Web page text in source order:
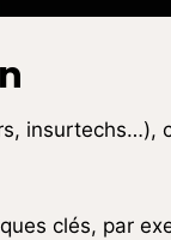
insurtechs…),
clés, par